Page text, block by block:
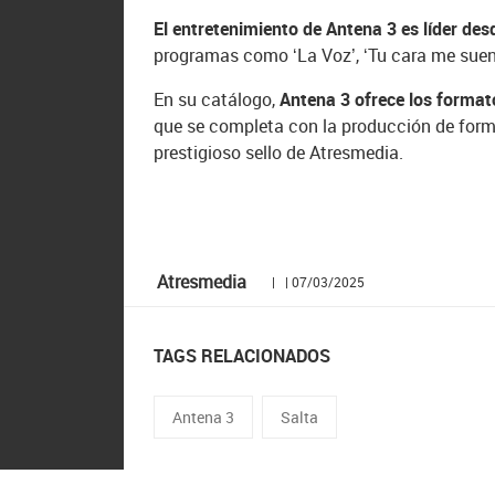
El entretenimiento de Antena 3 es líder
programas como ‘La Voz’, ‘Tu cara me
En su catálogo,Antena 3 ofrece los
que se completa con la producción de
prestigioso sello de Atresmedia.
Atresmedia | | 07/03/2025
TAGS RELACIONADOS
Antena 3 Salta